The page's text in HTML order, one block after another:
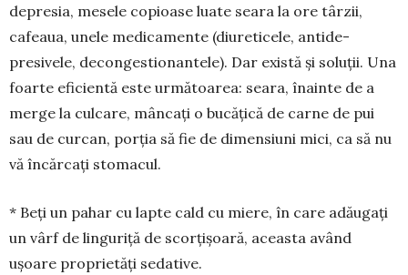
depresia, mesele copioase luate seara la ore târzii,
cafeaua, unele medicamente (diureticele, antide­
presivele, decongestionantele). Dar există și soluții. Una
foarte eficientă este următoarea: seara, înainte de a
merge la culcare, mâncați o bucățică de carne de pui
sau de curcan, porția să fie de dimensiuni mici, ca să nu
vă încărcați stomacul.
* Beți un pahar cu lapte cald cu miere, în care adăugați
un vârf de linguriță de scorțișoară, aceasta având
ușoare proprietăți sedative.